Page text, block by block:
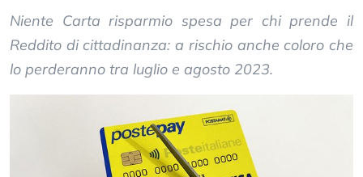
Niente Carta risparmio spesa per chi prende il
Reddito di cittadinanza: a rischio anche coloro che
lo perderanno tra luglio e agosto 2023.